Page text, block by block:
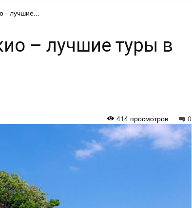
- лучшие...
– лучшие туры в
0
414 просмотров